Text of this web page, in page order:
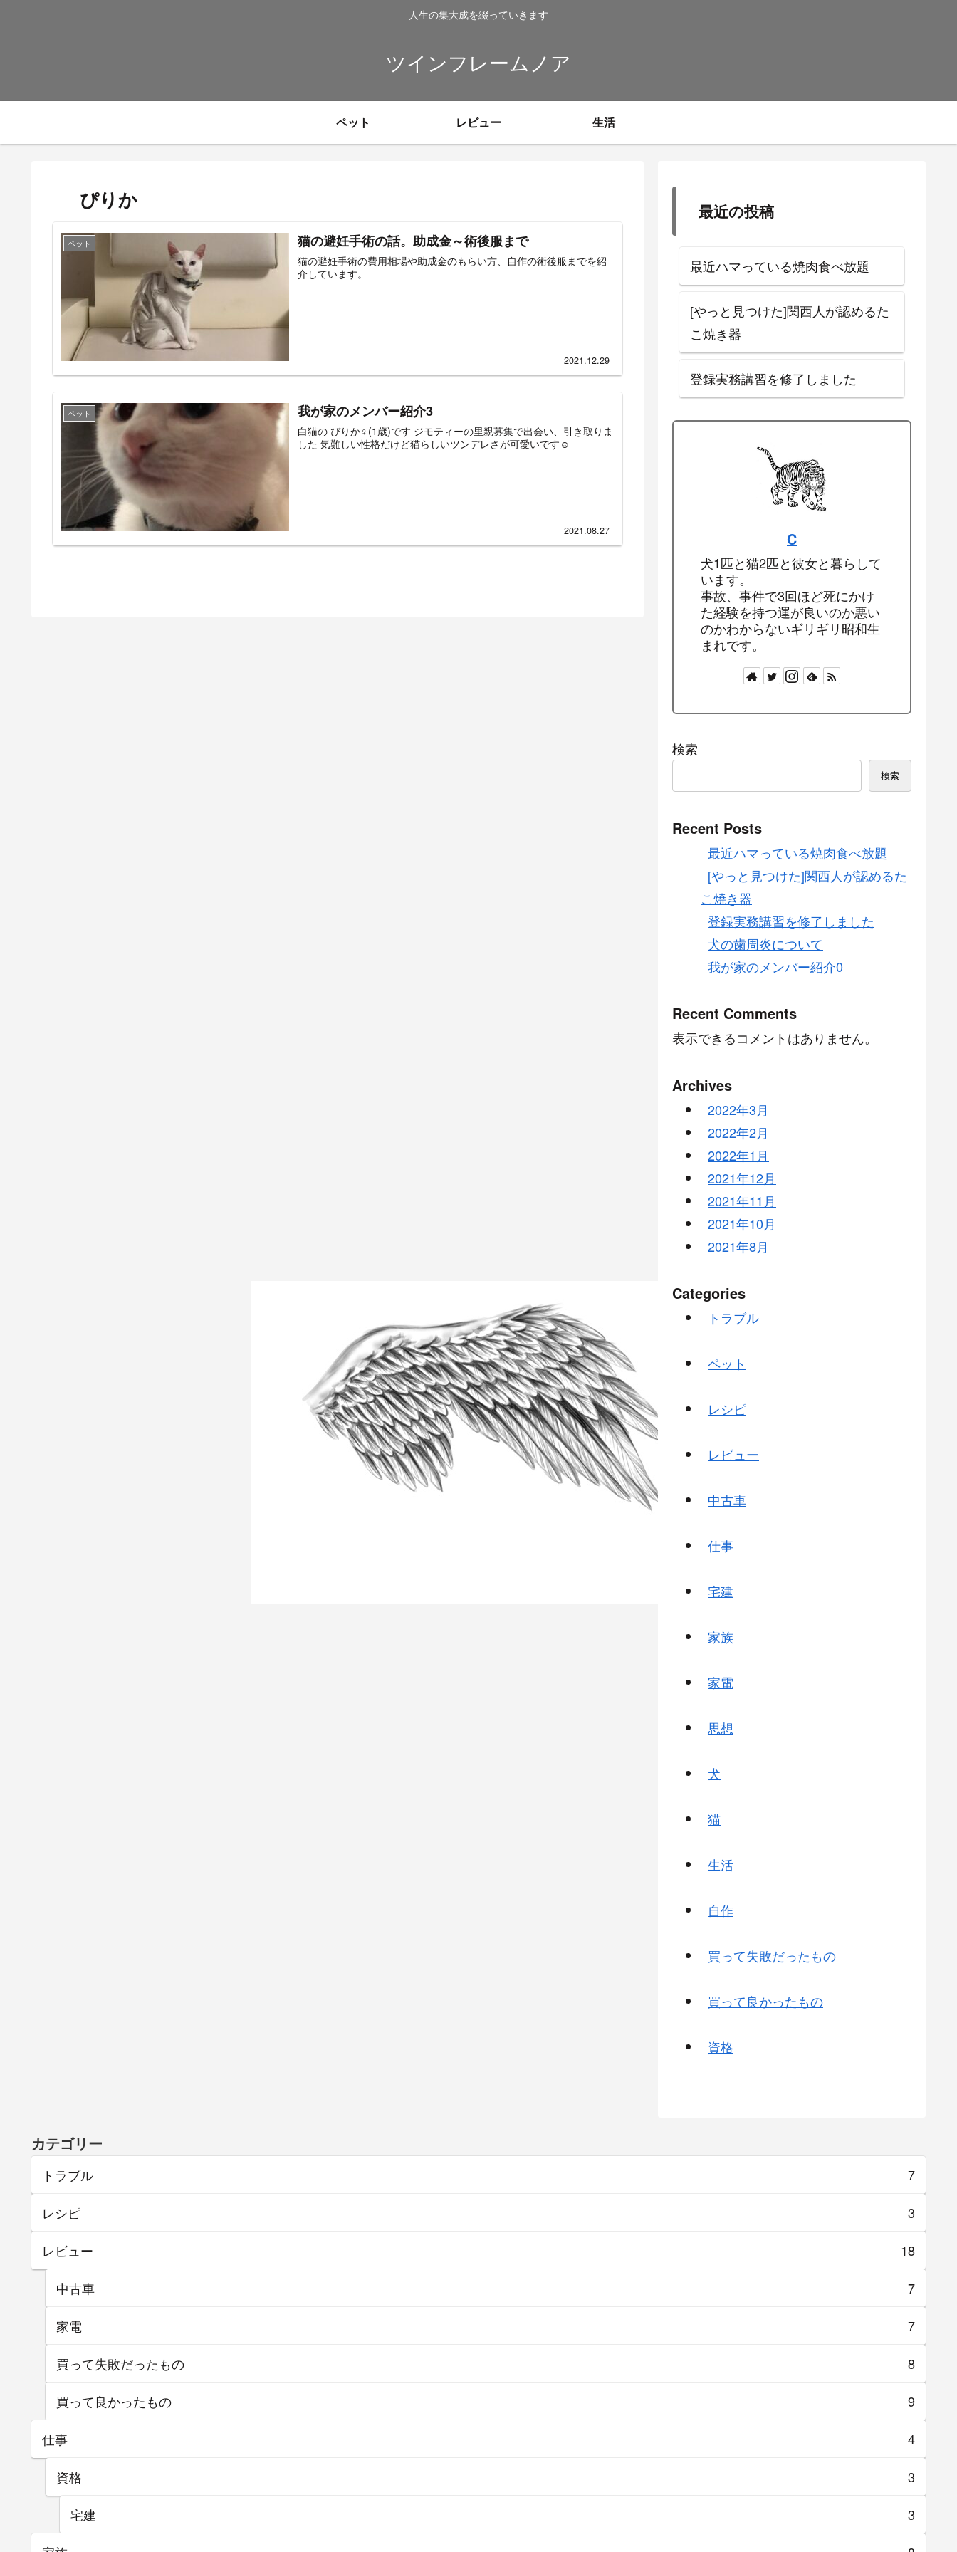
人生の集大成を綴っていきます
ツインフレームノア
ペット レビュー 生活
ぴりか
ペット 猫の避妊手術の話。助成金～術後服まで
猫の避妊手術の費用相場や助成金のもらい方、自作の術後服までを紹
介しています。
2021.12.29
ペット 我が家のメンバー紹介3
白猫の ぴりか♀(1歳)です ジモティーの里親募集で出会い、引き取りま
した 気難しい性格だけど猫らしいツンデレさが可愛いです☺️
2021.08.27
最近の投稿
最近ハマっている焼肉食べ放題
[やっと見つけた]関西人が認めるた
こ焼き器
登録実務講習を修了しました
C
犬1匹と猫2匹と彼女と暮らして
います。
事故、事件で3回ほど死にかけ
た経験を持つ運が良いのか悪い
のかわからないギリギリ昭和生
まれです。
検索
検索
Recent Posts
最近ハマっている焼肉食べ放題
[やっと見つけた]関西人が認めるた
こ焼き器
登録実務講習を修了しました
犬の歯周炎について
我が家のメンバー紹介0
Recent Comments
表示できるコメントはありません。
Archives
2022年3月
2022年2月
2022年1月
2021年12月
2021年11月
2021年10月
2021年8月
Categories
トラブル
ペット
レシピ
レビュー
中古車
仕事
宅建
家族
家電
思想
犬
猫
生活
自作
買って失敗だったもの
買って良かったもの
資格
カテゴリー
トラブル 7
レシピ 3
レビュー 18
中古車 7
家電 7
買って失敗だったもの 8
買って良かったもの 9
仕事 4
資格 3
宅建 3